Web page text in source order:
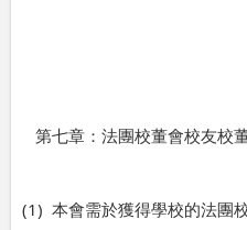
第七章：法團校董會校友校
(1) 本會需於獲得學校的法團